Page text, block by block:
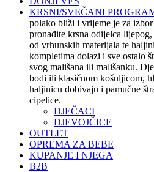
KRSNI/SVEČANI
polako bliži i vrijeme je za
pronađite krsna odijelca
od vrhunskih materijala te
kompletima dolazi i sve ostalo
svog mališana ili mališanku.
bodi ili klasičnom košuljicom,
haljinicu dobivaju i pamučne
cipelice.
DJEČACI
DJEVOJČICE
OUTLET
OPREMA ZA BEBE
KUPANJE I NJEGA
B2B